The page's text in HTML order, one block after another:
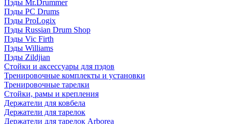
Пэды Mr.Drummer
Пэды PC Drums
Пэды ProLogix
Пэды Russian Drum Shop
Пэды Vic Firth
Пэды Williams
Пэды Zildjian
Стойки и аксессуары для пэдов
Тренировочные комплекты и установки
Тренировочные тарелки
Стойки, рамы и крепления
Держатели для ковбела
Держатели для тарелок
Держатели для тарелок Arborea